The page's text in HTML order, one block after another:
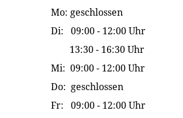
Mo: geschlossen
Di: 09:00 - 12:00 Uhr
13:30 - 16:30 Uhr
Mi: 09:00 - 12:00 Uhr
Do: geschlossen
Fr: 09:00 - 12:00 Uhr